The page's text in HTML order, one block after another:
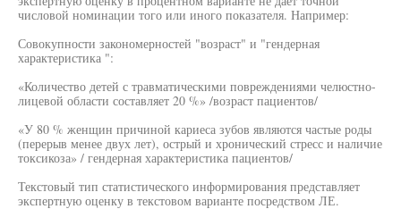
числовой номинации того или иного показателя. Например:
Совокупности закономерностей "возраст" и "гендерная
характеристика ":
«Количество детей с травматическими повреждениями челюстно-
лицевой области составляет 20 %» /возраст пациентов/
«У 80 % женщин причиной кариеса зубов являются частые роды
(перерыв менее двух лет), острый и хронический стресс и наличие
токсикоза» / гендерная характеристика пациентов/
Текстовый тип статистического информирования представляет
экспертную оценку в текстовом варианте посредством ЛЕ.